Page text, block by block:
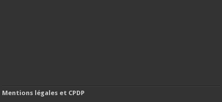
Mentions légales et CPDP